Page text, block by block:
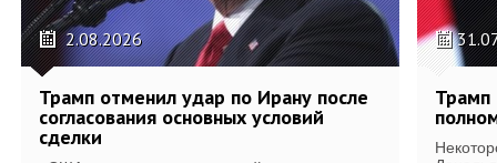
2.08.2026
Трамп отменил удар по Ирану после
согласования основных условий
сделки
Трамп